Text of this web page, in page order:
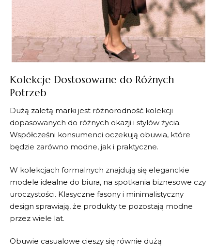
Kolekcje Dostosowane do Różnych
Potrzeb
Dużą zaletą marki jest różnorodność kolekcji
dopasowanych do różnych okazji i stylów życia.
Współcześni konsumenci oczekują obuwia, które
będzie zarówno modne, jak i praktyczne.
W kolekcjach formalnych znajdują się eleganckie
modele idealne do biura, na spotkania biznesowe czy
uroczystości. Klasyczne fasony i minimalistyczny
design sprawiają, że produkty te pozostają modne
przez wiele lat.
Obuwie casualowe cieszy się równie dużą